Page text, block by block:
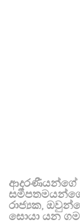
ආදරණීයන්ගේ
රාජ්‍යක,
සොයා යන